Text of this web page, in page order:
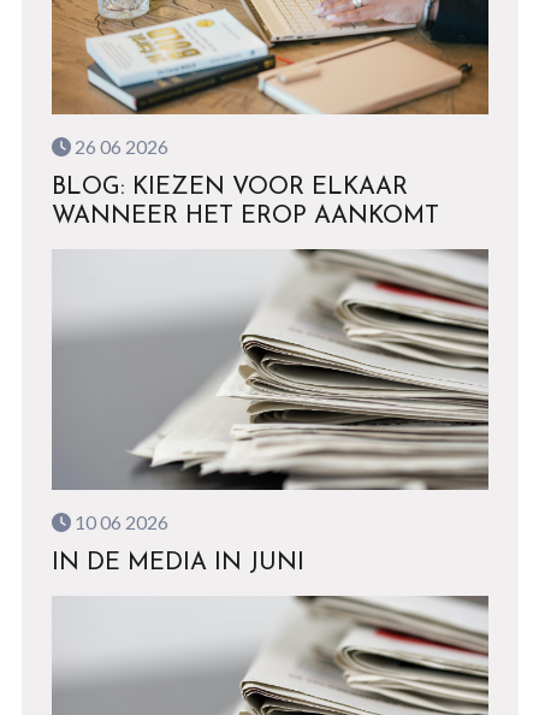
26 06 2026
BLOG: KIEZEN VOOR ELKAAR
WANNEER HET EROP AANKOMT
10 06 2026
IN DE MEDIA IN JUNI